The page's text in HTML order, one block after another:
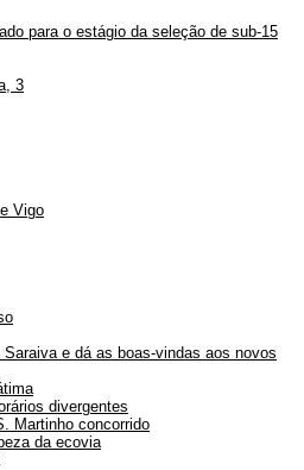
para o estágio da seleção de sub-15
3
Vigo
e dá as boas-vindas aos novos
divergentes
Martinho concorrido
da ecovia